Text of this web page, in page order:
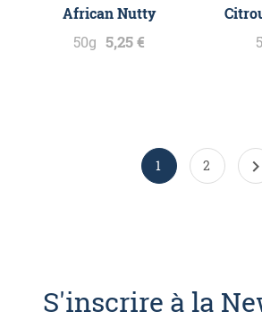
African Nutty
50g 5,25 €
1 2 
S'inscrire à la